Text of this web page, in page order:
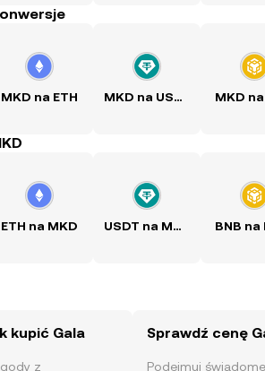
MKD na ETH MKD na USDT MKD
ETH na MKD USDT na MKD BNB na
kupić Gala
z
Sprawdź cenę
Podejmuj